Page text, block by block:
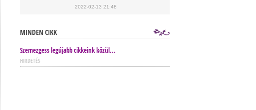
2022-02-13 21:48
MINDEN CIKK
Szemezgess legújabb cikkeink közül...
HIRDETÉS